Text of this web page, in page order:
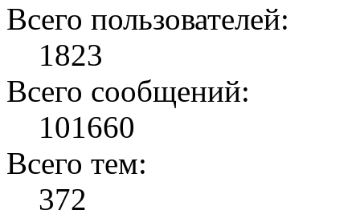
Всего пользователей:
1823
Всего сообщений:
101660
Всего тем:
372